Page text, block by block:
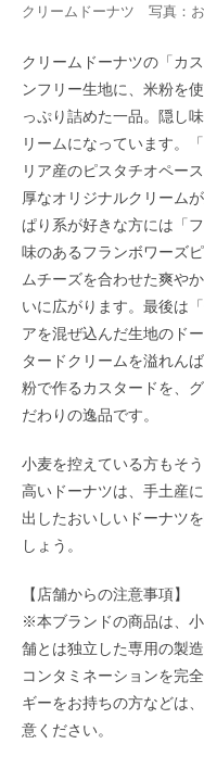
クリームドーナツ 写真：
クリームドーナツの「カ
ンフリー生地に、米粉を
っぷり詰めた一品。隠し
リームになっています。
リア産のピスタチオペー
厚なオリジナルクリーム
ぱり系が好きな方には「
味のあるフランボワーズ
ムチーズを合わせた爽や
いに広がります。最後は
アを混ぜ込んだ生地のド
タードクリームを溢れん
粉で作るカスタードを、
だわりの逸品です。
小麦を控えている方もそ
高いドーナツは、手土産
出したおいしいドーナツ
しょう。
【店舗からの注意事項】
※本ブランドの商品は、
舗とは独立した専用の製
コンタミネーションを完
ギーをお持ちの方などは
意ください。